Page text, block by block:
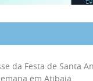
da Festa de Santa
em Atibaia